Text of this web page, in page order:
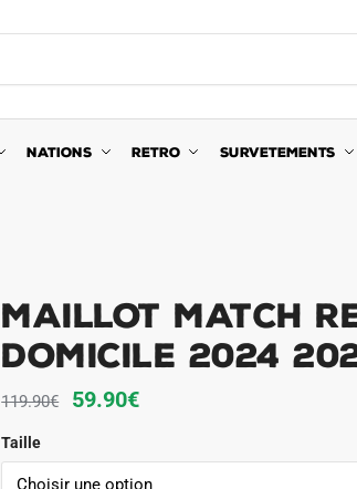
NATIONS RETRO SURVETEMENTS
Maillot Match
Domicile 2024
119.90€
Le
initial
59.90€Le
actuel
Taille